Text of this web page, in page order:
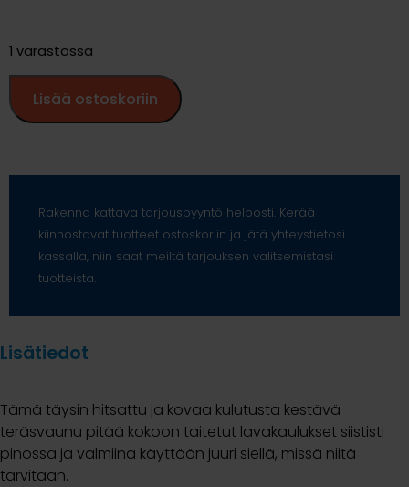
1 varastossa
Lisää ostoskoriin
Rakenna kattava tarjouspyyntö helposti. Kerää
kiinnostavat tuotteet ostoskoriin ja jätä yhteystietosi
kassalla, niin saat meiltä tarjouksen valitsemistasi
tuotteista.
Lisätiedot
Tämä täysin hitsattu ja kovaa kulutusta kestävä
teräsvaunu pitää kokoon taitetut lavakaulukset siististi
pinossa ja valmiina käyttöön juuri siellä, missä niitä
tarvitaan.